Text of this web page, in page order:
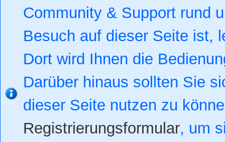
Community & Support rund
Besuch auf dieser Seite ist,
Dort wird Ihnen die
Darüber hinaus sollten Sie
dieser Seite nutzen zu
Registrierungsformular, um